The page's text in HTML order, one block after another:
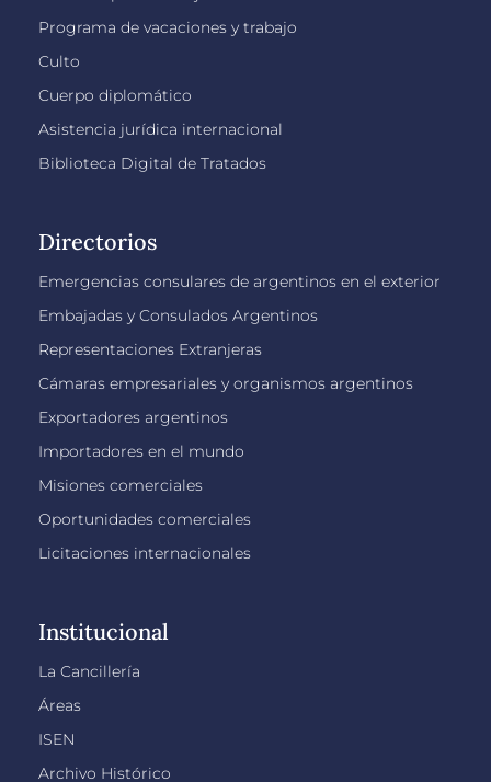
Programa de vacaciones y trabajo
Culto
Cuerpo diplomático
Asistencia jurídica internacional
Biblioteca Digital de Tratados
Directorios
Emergencias consulares de argentinos en el exterior
Embajadas y Consulados Argentinos
Representaciones Extranjeras
Cámaras empresariales y organismos argentinos
Exportadores argentinos
Importadores en el mundo
Misiones comerciales
Oportunidades comerciales
Licitaciones internacionales
Institucional
La Cancillería
Áreas
ISEN
Archivo Histórico